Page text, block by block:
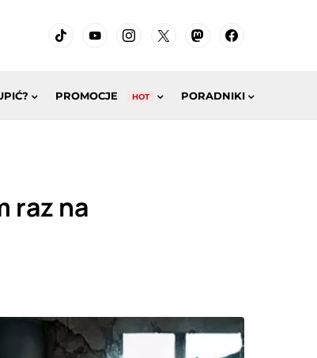
PROMOCJE HOT PORADNIKI
raz na